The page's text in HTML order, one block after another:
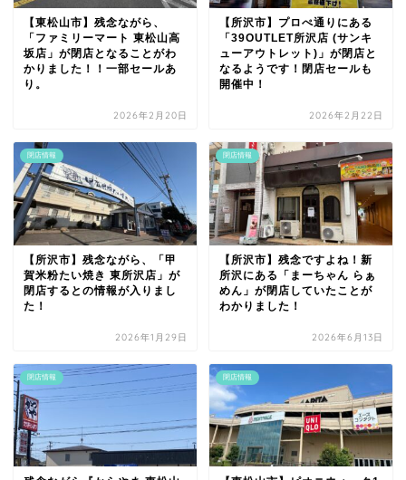
【東松山市】残念ながら、
「ファミリーマート 東松山高
坂店」が閉店となることがわ
かりました！！一部セールあ
り。
2026年2月20日
【所沢市】プロぺ通りにある
「39OUTLET所沢店 (サンキ
ューアウトレット)」が閉店と
なるようです！閉店セールも
開催中！
2026年2月22日
閉店情報
【所沢市】残念ながら、「甲
賀米粉たい焼き 東所沢店」が
閉店するとの情報が入りまし
た！
2026年1月29日
閉店情報
【所沢市】残念ですよね！新
所沢にある「まーちゃん らぁ
めん」が閉店していたことが
わかりました！
2026年6月13日
閉店情報 閉店情報